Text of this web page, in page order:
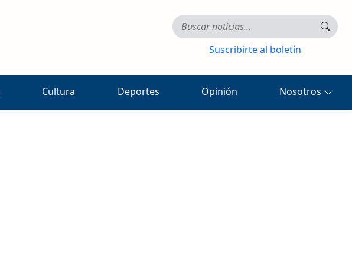
Suscribirte al boletín
Cultura Deportes Opinión Nosotros